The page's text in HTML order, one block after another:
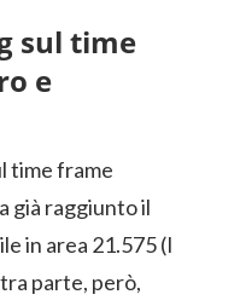
sul time
e
time frame
già raggiunto il
in area 21.575 (I
parte, però,